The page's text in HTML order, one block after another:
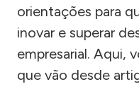
orientações para
inovar e superar
empresarial. Aqui,
que vão desde